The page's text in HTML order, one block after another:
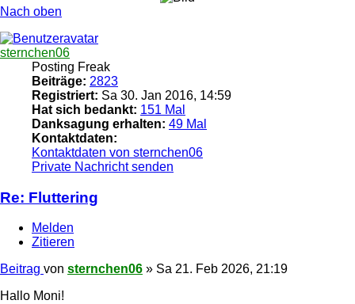
Nach oben
sternchen06
Posting Freak
Beiträge: 2823
Registriert: Sa 30. Jan 2016, 14:59
Hat sich bedankt: 151 Mal
Danksagung erhalten: 49 Mal
Kontaktdaten:
Kontaktdaten von sternchen06
Private Nachricht senden
Re: Fluttering
Melden
Zitieren
Beitrag von sternchen06 » Sa 21. Feb 2026, 21:19
Hallo Moni!